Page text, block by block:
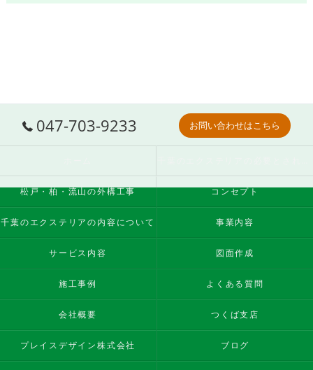
047-703-9233 お問い合わせはこちら
松戸・柏・流山の外構工事 コンセプト
千葉のエクステリアの内容について 事業内容
サービス内容 図面作成
施工事例 よくある質問
会社概要 つくば支店
プレイスデザイン株式会社 ブログ